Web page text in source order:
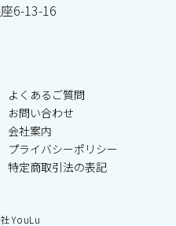
6-13-16
よくあるご質問
お問い合わせ
会社案内
プライバシーポリシー
特定商取引法の表記
YouLu